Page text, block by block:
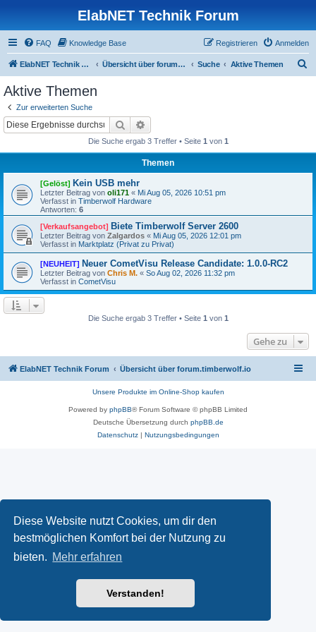
Diese Website nutzt Cookies, um dir den
bestmöglichen Komfort bei der Nutzung zu
bieten. Mehr erfahren
Verstanden!
ElabNET Technik Forum
FAQ Knowledge Base Anmelden
Registrieren
ElabNET Technik Forum Übersicht über forum.timberwolf.io Suche Aktive Themen
Aktive Themen
Zur erweiterten Suche
Suche
Die Suche ergab 3 Treffer • Seite 1 von 1
Themen
[Gelöst] Kein USB mehr
Letzter Beitrag von oli171 « Mi Aug 05, 2026 10:51 pm
Verfasst in Timberwolf Hardware
Antworten: 6
[Verkaufsangebot] Biete Timberwolf Server 2600
Letzter Beitrag von Zalgardos « Mi Aug 05, 2026 12:01 pm
Verfasst in Marktplatz (Privat zu Privat)
[NEUHEIT] Neuer CometVisu Release Candidate: 1.0.0-RC2
Letzter Beitrag von Chris M. « So Aug 02, 2026 11:32 pm
Verfasst in CometVisu
Die Suche ergab 3 Treffer • Seite 1 von 1
Gehe zu
ElabNET Technik Forum Übersicht über forum.timberwolf.io
Unsere Produkte im Online-Shop kaufen
Powered by phpBB® Forum Software © phpBB Limited
Deutsche Übersetzung durch phpBB.de
Datenschutz| Nutzungsbedingungen